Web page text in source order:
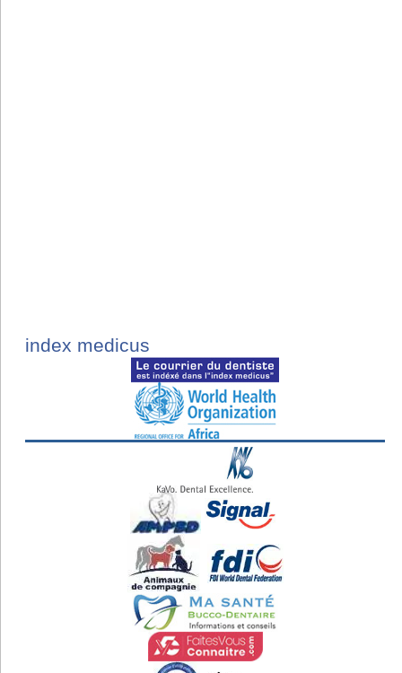
index medicus